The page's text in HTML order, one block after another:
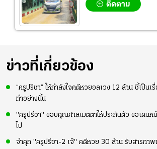
ติดตาม
ข่าวที่เกี่ยวข้อง
“ครูปรีชา” ให้กำลังใจคดีหวยอลเวง 12 ล้าน ชี้เป็นเ
ทำอย่างนั้น
"ครูปรีชา" ขอบคุณศาลเมตตาให้ประกันตัว ขอเดิน
ไป
จำคุก "ครูปรีชา-2 เจ๊" คดีหวย 30 ล้าน รับสารภาพ